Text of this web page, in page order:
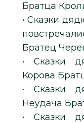
Братца
• Сказки
Братец
• Сказки
Корова
• Сказки
Неудача
• Сказки